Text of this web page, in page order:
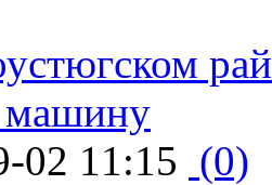
машину
02 11:15 (0)